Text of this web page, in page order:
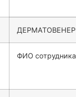
ФИО сотрудника